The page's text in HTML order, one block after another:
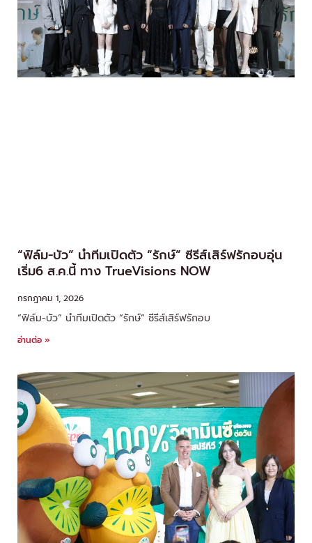
“ฟิล์ม-บัว” นำทีมเปิดตัว “รักษ์” ซีรีส์เสิร์ฟรักอบอุ่น
เริ่ม6 ส.ค.นี้ ทาง TrueVisions NOW
กรกฎาคม 1, 2026
“ฟิล์ม-บัว” นำทีมเปิดตัว “รักษ์” ซีรีส์เสิร์ฟรักอบ
อ่านต่อ »